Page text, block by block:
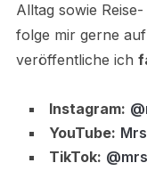
Alltag sowie
folge mir gerne
veröffentliche ich
Instagram:
YouTube:
TikTok: